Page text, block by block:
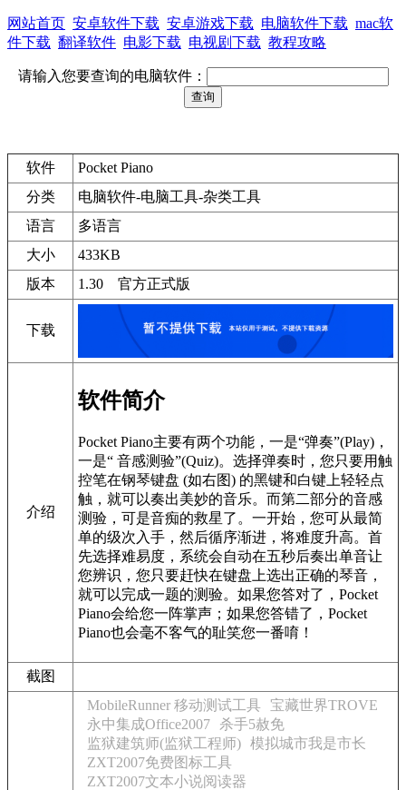
网站首页 安卓软件下载 安卓游戏下载 电脑软件下载 mac软
件下载 翻译软件 电影下载 电视剧下载 教程攻略
请输入您要查询的电脑软件：
软件
Pocket Piano
分类
电脑软件-电脑工具-杂类工具
语言
多语言
大小
433KB
版本
1.30 官方正式版
下载
介绍
软件简介
Pocket Piano主要有两个功能，一是“弹奏”(Play)，
一是“ 音感测验”(Quiz)。选择弹奏时，您只要用触
控笔在钢琴键盘 (如右图) 的黑键和白键上轻轻点
触，就可以奏出美妙的音乐。而第二部分的音感
测验，可是音痴的救星了。一开始，您可从最简
单的级次入手，然后循序渐进，将难度升高。首
先选择难易度，系统会自动在五秒后奏出单音让
您辨识，您只要赶快在键盘上选出正确的琴音，
就可以完成一题的测验。如果您答对了，Pocket
Piano会给您一阵掌声；如果您答错了，Pocket
Piano也会毫不客气的耻笑您一番唷！
截图
MobileRunner 移动测试工具
宝藏世界TROVE
永中集成Office2007
杀手5赦免
监狱建筑师(监狱工程师) 模拟城市我是市长
ZXT2007免费图标工具
ZXT2007文本小说阅读器